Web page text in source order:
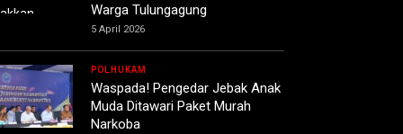
Warga Tulungagung
5 April 2026
POLHUKAM
Waspada! Pengedar Jebak Anak
Muda Ditawari Paket Murah
Narkoba